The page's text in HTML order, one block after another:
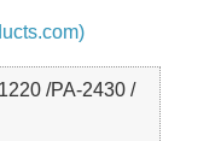
/PA-2430 /